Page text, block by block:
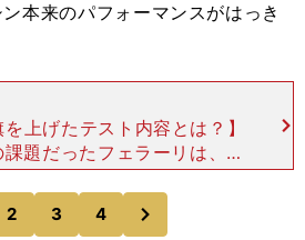
本来のパフォーマンスがはっき
を上げたテスト内容とは？】
題だったフェラーリは、テ
ドライバーがフルレースシ
た。それに対し、レッドブ
セルジオ
2 3 4
のページへ